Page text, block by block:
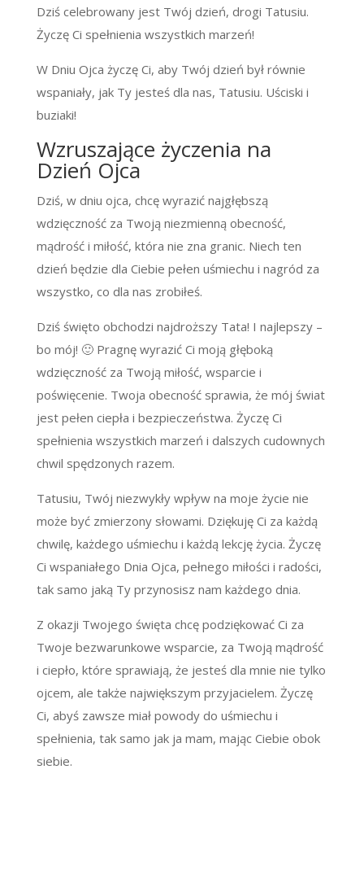
Dziś celebrowany jest Twój dzień, drogi Tatusiu.
Życzę Ci spełnienia wszystkich marzeń!
W Dniu Ojca życzę Ci, aby Twój dzień był równie
wspaniały, jak Ty jesteś dla nas, Tatusiu. Uściski i
buziaki!
Wzruszające życzenia na
Dzień Ojca
Dziś, w dniu ojca, chcę wyrazić najgłębszą
wdzięczność za Twoją niezmienną obecność,
mądrość i miłość, która nie zna granic. Niech ten
dzień będzie dla Ciebie pełen uśmiechu i nagród za
wszystko, co dla nas zrobiłeś.
Dziś święto obchodzi najdroższy Tata! I najlepszy –
bo mój! 🙂 Pragnę wyrazić Ci moją głęboką
wdzięczność za Twoją miłość, wsparcie i
poświęcenie. Twoja obecność sprawia, że mój świat
jest pełen ciepła i bezpieczeństwa. Życzę Ci
spełnienia wszystkich marzeń i dalszych cudownych
chwil spędzonych razem.
Tatusiu, Twój niezwykły wpływ na moje życie nie
może być zmierzony słowami. Dziękuję Ci za każdą
chwilę, każdego uśmiechu i każdą lekcję życia. Życzę
Ci wspaniałego Dnia Ojca, pełnego miłości i radości,
tak samo jaką Ty przynosisz nam każdego dnia.
Z okazji Twojego święta chcę podziękować Ci za
Twoje bezwarunkowe wsparcie, za Twoją mądrość
i ciepło, które sprawiają, że jesteś dla mnie nie tylko
ojcem, ale także największym przyjacielem. Życzę
Ci, abyś zawsze miał powody do uśmiechu i
spełnienia, tak samo jak ja mam, mając Ciebie obok
siebie.